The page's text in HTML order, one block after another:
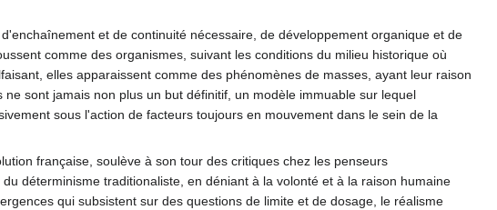
et de continuité nécessaire, de développement organique et de
comme des organismes, suivant les conditions du milieu historique où
elles apparaissent comme des phénomènes de masses, ayant leur raison
sont jamais non plus un but définitif, un modèle immuable sur lequel
sous l'action de facteurs toujours en mouvement dans le sein de la
française, soulève à son tour des critiques chez les penseurs
déterminisme traditionaliste, en déniant à la volonté et à la raison humaine
qui subsistent sur des questions de limite et de dosage, le réalisme